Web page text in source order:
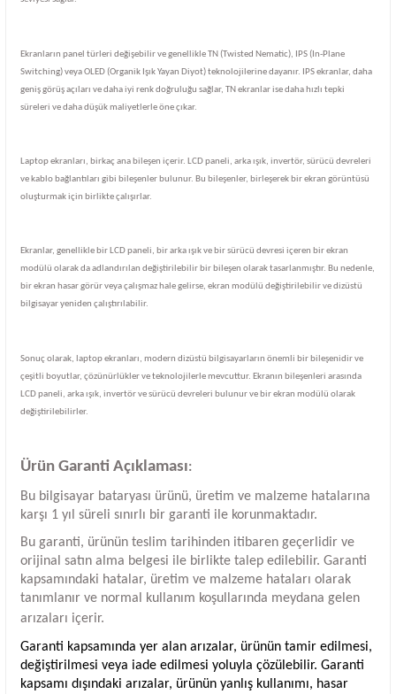
Ekranların panel türleri değişebilir ve genellikle TN (Twisted Nematic), IPS (In-Plane
Switching) veya OLED (Organik Işık Yayan Diyot) teknolojilerine dayanır. IPS ekranlar, daha
geniş görüş açıları ve daha iyi renk doğruluğu sağlar, TN ekranlar ise daha hızlı tepki
süreleri ve daha düşük maliyetlerle öne çıkar.
Laptop ekranları, birkaç ana bileşen içerir. LCD paneli, arka ışık, invertör, sürücü devreleri
ve kablo bağlantıları gibi bileşenler bulunur. Bu bileşenler, birleşerek bir ekran görüntüsü
oluşturmak için birlikte çalışırlar.
Ekranlar, genellikle bir LCD paneli, bir arka ışık ve bir sürücü devresi içeren bir ekran
modülü olarak da adlandırılan değiştirilebilir bir bileşen olarak tasarlanmıştır. Bu nedenle,
bir ekran hasar görür veya çalışmaz hale gelirse, ekran modülü değiştirilebilir ve dizüstü
bilgisayar yeniden çalıştırılabilir.
Sonuç olarak, laptop ekranları, modern dizüstü bilgisayarların önemli bir bileşenidir ve
çeşitli boyutlar, çözünürlükler ve teknolojilerle mevcuttur. Ekranın bileşenleri arasında
LCD paneli, arka ışık, invertör ve sürücü devreleri bulunur ve bir ekran modülü olarak
değiştirilebilirler.
Ürün Garanti Açıklaması:
Bu bilgisayar bataryası ürünü, üretim ve malzeme hatalarına
karşı 1 yıl süreli sınırlı bir garanti ile korunmaktadır.
Bu garanti, ürünün teslim tarihinden itibaren geçerlidir ve
orijinal satın alma belgesi ile birlikte talep edilebilir. Garanti
kapsamındaki hatalar, üretim ve malzeme hataları olarak
tanımlanır ve normal kullanım koşullarında meydana gelen
arızaları içerir.
Garanti kapsamında yer alan arızalar, ürünün tamir edilmesi,
değiştirilmesi veya iade edilmesi yoluyla çözülebilir. Garanti
kapsamı dışındaki arızalar, ürünün yanlış kullanımı, hasar